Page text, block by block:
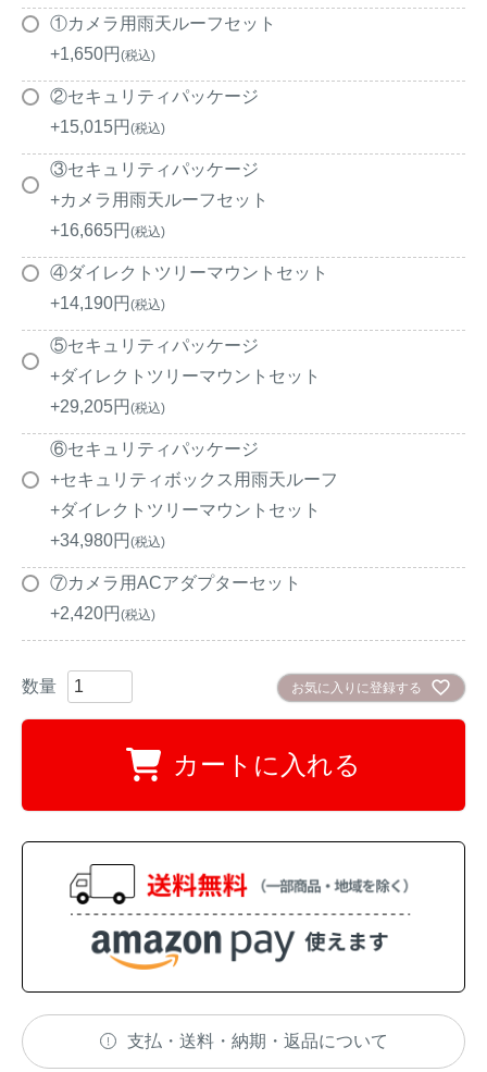
①カメラ用雨天ルーフセット
+1,650 税込
②セキュリティパッケージ
+15,015 税込
③セキュリティパッケージ
+カメラ用雨天ルーフセット
+16,665 税込
④ダイレクトツリーマウントセット
+14,190 税込
⑤セキュリティパッケージ
+ダイレクトツリーマウントセット
+29,205 税込
⑥セキュリティパッケージ
+セキュリティボックス用雨天ルーフ
+ダイレクトツリーマウントセット
+34,980 税込
⑦カメラ用ACアダプターセット
+2,420 税込
お気に入りに登録する
カートに入れる
支払・送料・納期・返品について